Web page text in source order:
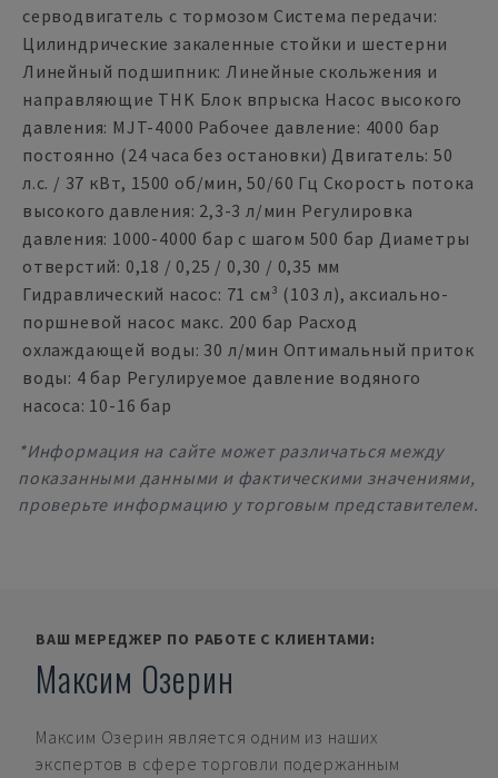
серводвигатель с тормозом Система передачи:
Цилиндрические закаленные стойки и шестерни
Линейный подшипник: Линейные скольжения и
направляющие THK Блок впрыска Насос высокого
давления: MJT-4000 Рабочее давление: 4000 бар
постоянно (24 часа без остановки) Двигатель: 50
л.с. / 37 кВт, 1500 об/мин, 50/60 Гц Скорость потока
высокого давления: 2,3-3 л/мин Регулировка
давления: 1000-4000 бар с шагом 500 бар Диаметры
отверстий: 0,18 / 0,25 / 0,30 / 0,35 мм
Гидравлический насос: 71 см³ (103 л), аксиально-
поршневой насос макс. 200 бар Расход
охлаждающей воды: 30 л/мин Оптимальный приток
воды: 4 бар Регулируемое давление водяного
насоса: 10-16 бар
*Информация на сайте может различаться между
показанными данными и фактическими значениями,
проверьте информацию у торговым представителем.
ВАШ МЕРЕДЖЕР ПО РАБОТЕ С КЛИЕНТАМИ:
Максим Озерин
Максим Озерин является одним из наших
экспертов в сфере торговли подержанным